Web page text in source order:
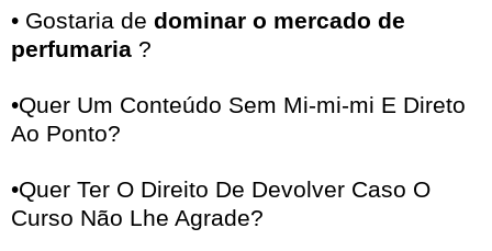
• Gostaria de dominar o mercado de
perfumaria ?
•Quer Um Conteúdo Sem Mi-mi-mi E Direto
Ao Ponto?
•Quer Ter O Direito De Devolver Caso O
Curso Não Lhe Agrade?